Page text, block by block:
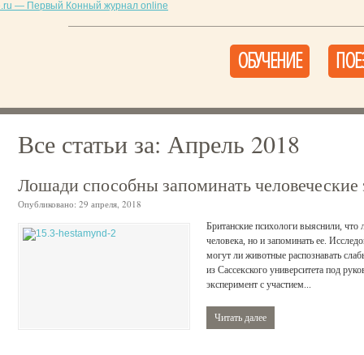
ОБУЧЕНИЕ
Все статьи за: Апрель 2018
Лошади способны запоминать
Опубликовано: 29 апреля, 2018
Британские психологи выяснили,
человека, но и запоминать ее.
могут ли животные распознавать
из Сассекского университета под
эксперимент с участием...
Читать далее